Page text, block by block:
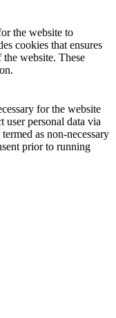
the website to
cookies that ensures
website. These
for the website
personal data via
as non-necessary
prior to running